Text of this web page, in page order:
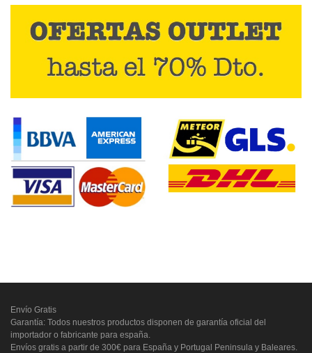
Envío Gratis
Garantía: Todos nuestros productos disponen de garantía oficial del
importador o fabricante para españa.
Envíos gratis a partir de 300€ para España y Portugal Peninsula y Baleares.